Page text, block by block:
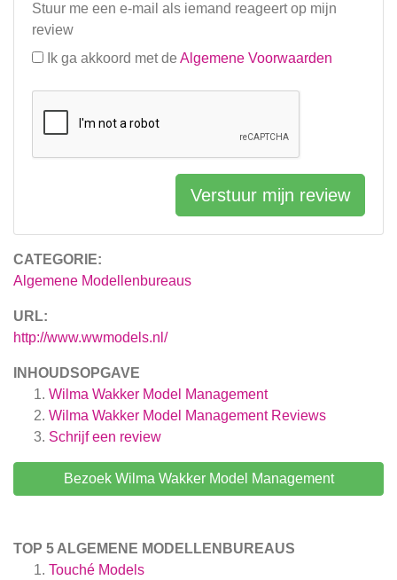
CATEGORIE:
Algemene Modellenbureaus
URL:
http://www.wwmodels.nl/
INHOUDSOPGAVE
Wilma Wakker Model Management
Wilma Wakker Model ManagementReviews
Schrijf een review
Bezoek Wilma Wakker Model Management
TOP 5 ALGEMENE MODELLENBUREAUS
Touché Models
Stuur me een e-mail als iemand reageert op mijn
review
Ik ga akkoord met de Algemene Voorwaarden
Verstuur mijn review